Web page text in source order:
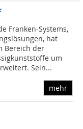
Franken-Systems,
hat
Bereich der
um
Sein...
mehr